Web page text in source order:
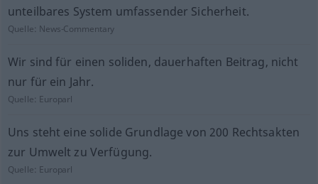
unteilbares System umfassender Sicherheit.
Quelle: News-Commentary
Wir sind für einen soliden, dauerhaften Beitrag, nicht
nur für ein Jahr.
Quelle: Europarl
Uns steht eine solide Grundlage von 200 Rechtsakten
zur Umwelt zu Verfügung.
Quelle: Europarl